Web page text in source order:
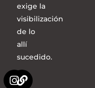
exige la
visibilización
de lo
allí
sucedido.